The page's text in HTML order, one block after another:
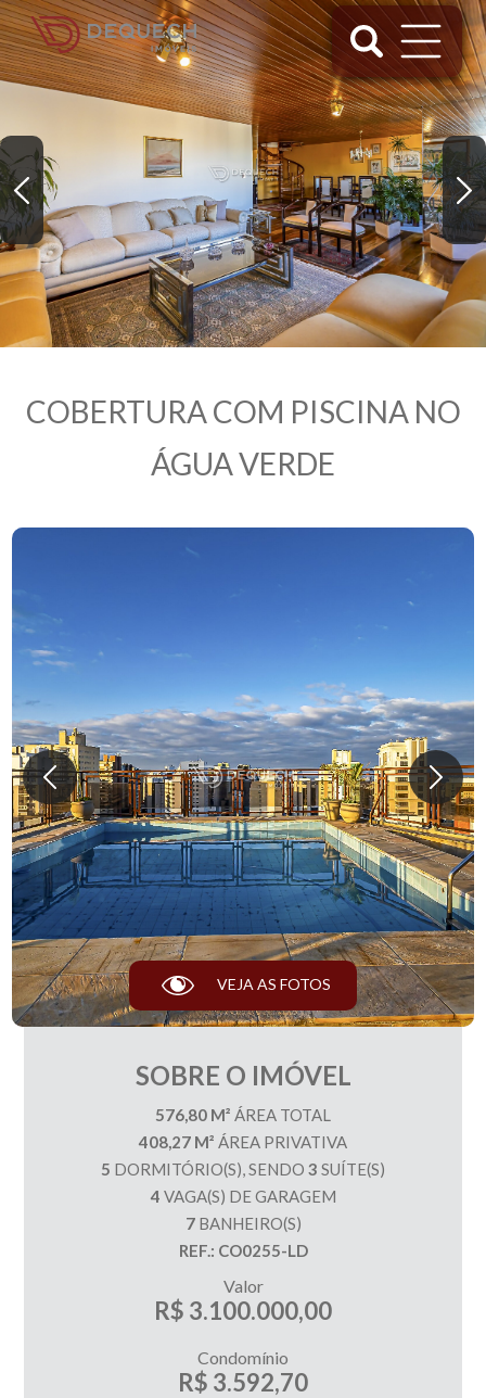
COBERTURA COM PISCINA NO
ÁGUA VERDE
VEJA AS FOTOS
SOBRE O IMÓVEL
576,80 M² ÁREA TOTAL
408,27 M² ÁREA PRIVATIVA
5 DORMITÓRIO(S), SENDO 3 SUÍTE(S)
4 VAGA(S) DE GARAGEM
7BANHEIRO(S)
REF.: CO0255-LD
Valor
R$ 3.100.000,00
Condomínio
R$ 3.592,70